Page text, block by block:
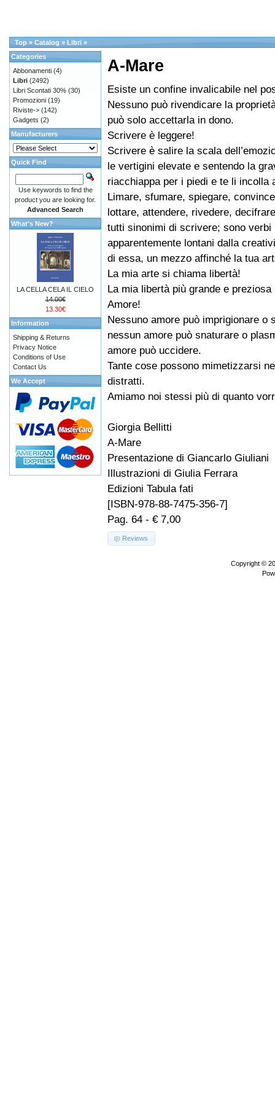
Top » Catalog » Libri »
A-Mare
Esiste un confine invalicabile nel
Nessuno può rivendicare la
può solo accettarla in dono.
Scrivere è leggere!
Scrivere è salire la scala
le vertigini elevate e sentendo la
riacchiappa per i piedi e te li incolla
Limare, sfumare, spiegare,
lottare, attendere, rivedere,
tutti sinonimi di scrivere; sono verbi
apparentemente lontani dalla
di essa, un mezzo affinché la tua
La mia arte si chiama libertà!
La mia libertà più grande e
Amore!
Nessuno amore può imprigionare o
nessun amore può snaturare o
amore può uccidere.
Tante cose possono mimetizzarsi
distratti.
Amiamo noi stessi più di quanto
Giorgia Bellitti
A-Mare
Presentazione di Giancarlo Giuliani
Illustrazioni di Giulia Ferrara
Edizioni Tabula fati
[ISBN-978-88-7475-356-7]
Pag. 64 - € 7,00
Reviews
Categories
Abbonamenti (4)
Libri (2492)
Libri Scontati 30% (30)
Promozioni (19)
Riviste-> (142)
Gadgets (2)
Manufacturers
Quick Find
Use keywords to find the
product you are looking for.
Advanced Search
What's New?
LA CELLA CELA IL CIELO
14.00€
13.30€
Information
Shipping & Returns
Privacy Notice
Conditions of Use
Contact Us
We Accept
Copyright ©